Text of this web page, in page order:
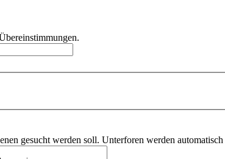
gesucht werden soll. Unterforen werden